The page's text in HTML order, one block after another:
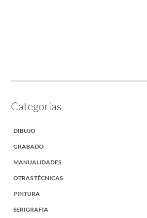
Categorías
DIBUJO
GRABADO
MANUALIDADES
OTRAS TÉCNICAS
PINTURA
SERIGRAFIA